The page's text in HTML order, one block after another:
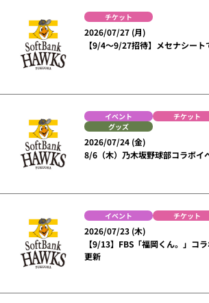
チケット
2026/07/27 (月)
【9/4～9/27招待】メセナシート
イベント
チケット
グッズ
2026/07/24 (金)
8/6（木）乃木坂野球部コラボイ
イベント チケット
2026/07/23 (木)
【9/13】FBS「福岡くん。」コ
更新